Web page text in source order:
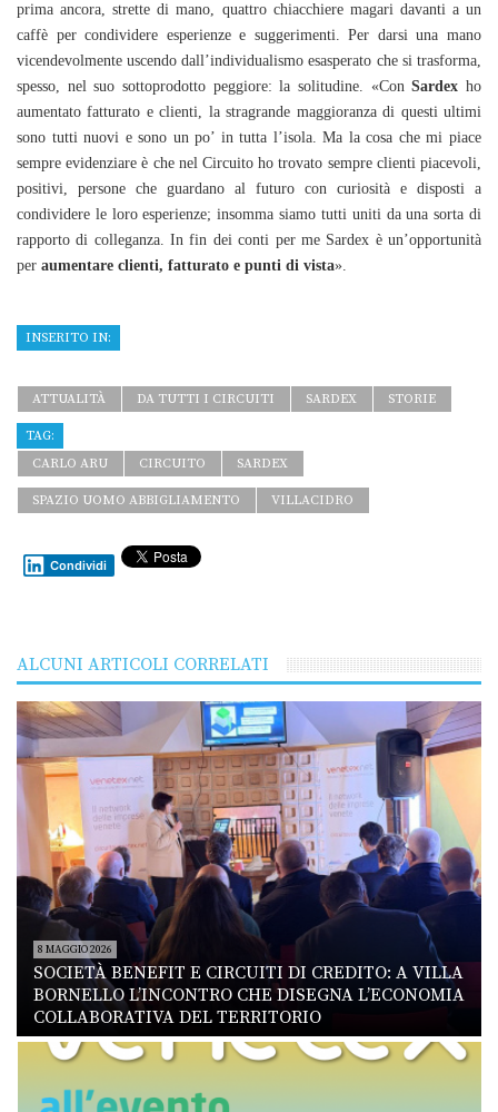
prima ancora, strette di mano, quattro chiacchiere magari davanti a un
caffè per condividere esperienze e suggerimenti. Per darsi una mano
vicendevolmente uscendo dall’individualismo esasperato che si trasforma,
spesso, nel suo sottoprodotto peggiore: la solitudine. «ConSardex ho
aumentato fatturato e clienti, la stragrande maggioranza di questi ultimi
sono tutti nuovi e sono un po’ in tutta l’isola. Ma la cosa che mi piace
sempre evidenziare è che nel Circuito ho trovato sempre clienti piacevoli,
positivi, persone che guardano al futuro con curiosità e disposti a
condividere le loro esperienze; insomma siamo tutti uniti da una sorta di
rapporto di colleganza. In fin dei conti per me Sardex è un’opportunità
per aumentare clienti, fatturato e punti di vista».
INSERITO IN:
ATTUALITÀ DA TUTTI I CIRCUITI SARDEX STORIE
TAG:
CARLO ARU
CIRCUITO SARDEX
SPAZIO UOMO ABBIGLIAMENTO VILLACIDRO
Condividi
ALCUNI ARTICOLI CORRELATI
8 MAGGIO 2026
SOCIETÀ BENEFIT E CIRCUITI DI CREDITO: A VILLA
BORNELLO L’INCONTRO CHE DISEGNA L’ECONOMIA
COLLABORATIVA DEL TERRITORIO